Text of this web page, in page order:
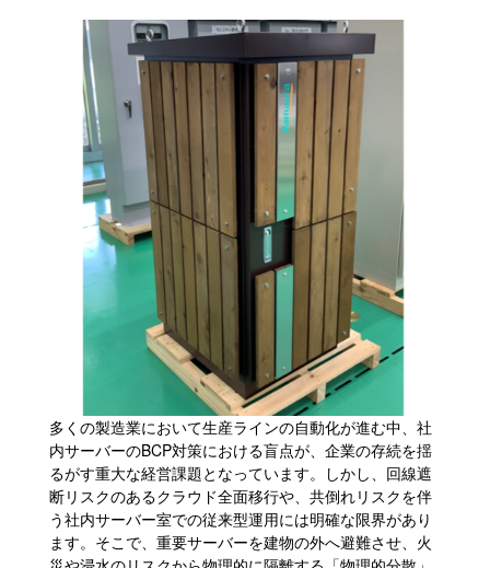
多くの製造業において生産ラインの自動化が進む中、社
内サーバーのBCP対策における盲点が、企業の存続を揺
るがす重大な経営課題となっています。しかし、回線遮
断リスクのあるクラウド全面移行や、共倒れリスクを伴
う社内サーバー室での従来型運用には明確な限界があり
ます。そこで、重要サーバーを建物の外へ避難させ、火